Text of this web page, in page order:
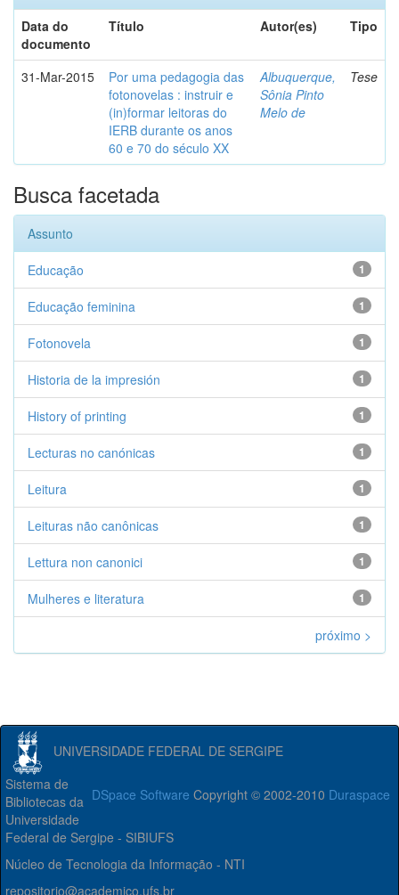
Data do
documento
Título Autor(es) Tipo
31-Mar-2015
Por uma pedagogia das
fotonovelas : instruir e
(in)formar leitoras do
IERB durante os anos
60 e 70 do século XX
Albuquerque,
Sônia Pinto
Melo de
Tese
Busca facetada
Assunto
1
Educação
1
Educação feminina
1
Fotonovela
1
Historia de la impresión
1
History of printing
1
Lecturas no canónicas
1
Leitura
1
Leituras não canônicas
1
Lettura non canonici
1
Mulheres e literatura
próximo >
UNIVERSIDADE FEDERAL DE SERGIPE
DSpace Software Copyright © 2002-2010 Duraspace
Sistema de
Bibliotecas da
Universidade
Federal de Sergipe - SIBIUFS
Núcleo de Tecnologia da Informação - NTI
repositorio@academico.ufs.br